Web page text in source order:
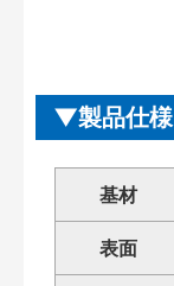
製品仕様
基材
表面